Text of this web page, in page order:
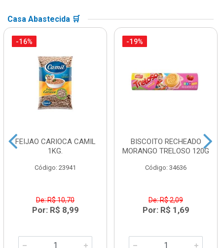
Casa Abastecida 🛒
-16%
FEIJAO CARIOCA CAMIL
1KG.
Código: 23941
De: R$ 10,70
Por: R$ 8,99
-19%
BISCOITO RECHEADO
MORANGO TRELOSO 120G
Código: 34636
De: R$ 2,09
Por: R$ 1,69